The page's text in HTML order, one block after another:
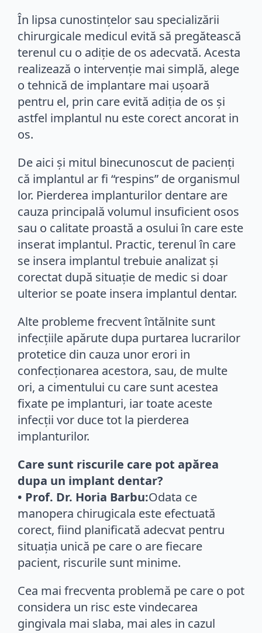
În lipsa cunostințelor sau specializării
chirurgicale medicul evită să pregătească
terenul cu o adiție de os adecvată. Acesta
realizează o intervenție mai simplă, alege
o tehnică de implantare mai ușoară
pentru el, prin care evită adiția de os și
astfel implantul nu este corect ancorat in
os.
De aici și mitul binecunoscut de pacienți
că implantul ar fi “respins” de organismul
lor. Pierderea implanturilor dentare are
cauza principală volumul insuficient osos
sau o calitate proastă a osului în care este
inserat implantul. Practic, terenul în care
se insera implantul trebuie analizat și
corectat după situație de medic si doar
ulterior se poate insera implantul dentar.
Alte probleme frecvent întălnite sunt
infecțiile apărute dupa purtarea lucrarilor
protetice din cauza unor erori in
confecționarea acestora, sau, de multe
ori, a cimentului cu care sunt acestea
fixate pe implanturi, iar toate aceste
infecții vor duce tot la pierderea
implanturilor.
Care sunt riscurile care pot apărea
dupa un implant dentar?
• Prof. Dr. Horia Barbu:Odata ce
manopera chirugicala este efectuată
corect, fiind planificată adecvat pentru
situația unică pe care o are fiecare
pacient, riscurile sunt minime.
Cea mai frecventa problemă pe care o pot
considera un risc este vindecarea
gingivala mai slaba, mai ales in cazul